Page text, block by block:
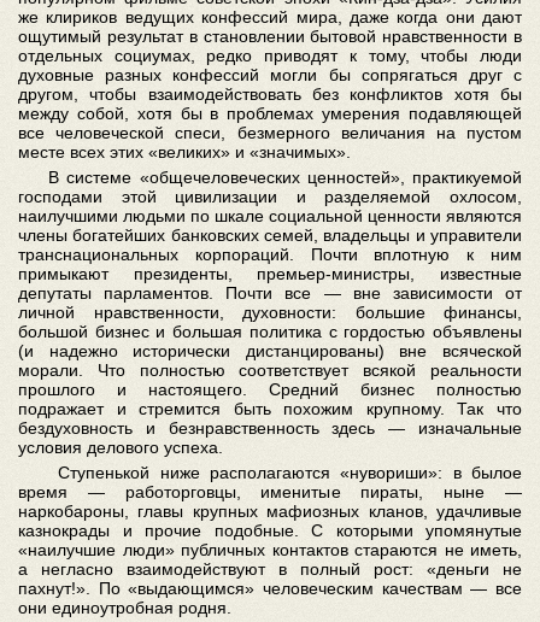
же клириков ведущих конфессий мира, даже когда они дают
ощутимый результат в становлении бытовой нравственности в
отдельных социумах, редко приводят к тому, чтобы люди
духовные разных конфессий могли бы сопрягаться друг с
другом, чтобы взаимодействовать без конфликтов хотя бы
между собой, хотя бы в проблемах умерения подавляющей
все человеческой спеси, безмерного величания на пустом
месте всех этих «великих» и «значимых».
В системе «общечеловеческих ценностей», практикуемой
господами этой цивилизации и разделяемой охлосом,
наилучшими людьми по шкале социальной ценности являются
члены богатейших банковских семей, владельцы и управители
транснациональных корпораций. Почти вплотную к ним
примыкают президенты, премьер-министры, известные
депутаты парламентов. Почти все — вне зависимости от
личной нравственности, духовности: большие финансы,
большой бизнес и большая политика с гордостью объявлены
(и надежно исторически дистанцированы) вне всяческой
морали. Что полностью соответствует всякой реальности
прошлого и настоящего. Средний бизнес полностью
подражает и стремится быть похожим крупному. Так что
бездуховность и безнравственность здесь — изначальные
условия делового успеха.
Ступенькой ниже располагаются «нувориши»: в былое
время — работорговцы, именитые пираты, ныне —
наркобароны, главы крупных мафиозных кланов, удачливые
казнокрады и прочие подобные. С которыми упомянутые
«наилучшие люди» публичных контактов стараются не иметь,
а негласно взаимодействуют в полный рост: «деньги не
пахнут!». По «выдающимся» человеческим качествам — все
они единоутробная родня.